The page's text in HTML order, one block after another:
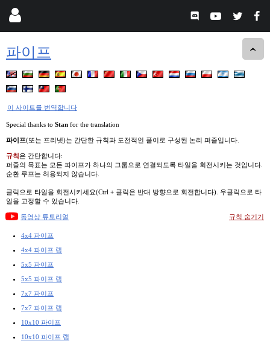
파이프
이 사이트를 번역합니다
Special thanks to Stan for the translation
파이프(또는 프리넷)는 간단한 규칙과 도전적인 풀이로 구성된 논리 퍼즐입니다.
규칙은 간단합니다:
퍼즐의 목표는 모든 파이프가 하나의 그룹으로 연결되도록 타일을 회전시키는 것입니다.
순환 루프는 허용되지 않습니다.
클릭으로 타일을 회전시키세요(Ctrl + 클릭은 반대 방향으로 회전합니다). 우클릭으로 타
일을 고정할 수 있습니다.
동영상 튜토리얼 규칙 숨기기
4x4 파이프
4x4 파이프 랩
5x5 파이프
5x5 파이프 랩
7x7 파이프
7x7 파이프 랩
10x10 파이프
10x10 파이프 랩